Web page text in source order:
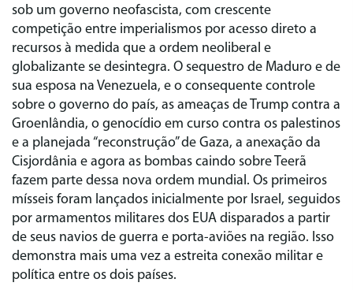
sob um governo neofascista, com crescente
competição entre imperialismos por acesso direto a
recursos à medida que a ordem neoliberal e
globalizante se desintegra. O sequestro de Maduro e de
sua esposa na Venezuela, e o consequente controle
sobre o governo do país, as ameaças de Trump contra a
Groenlândia, o genocídio em curso contra os palestinos
e a planejada “reconstrução” de Gaza, a anexação da
Cisjordânia e agora as bombas caindo sobre Teerã
fazem parte dessa nova ordem mundial. Os primeiros
mísseis foram lançados inicialmente por Israel, seguidos
por armamentos militares dos EUA disparados a partir
de seus navios de guerra e porta-aviões na região. Isso
demonstra mais uma vez a estreita conexão militar e
política entre os dois países.